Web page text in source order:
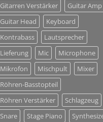
Gitarren Verstärker
Guitar Amp
Guitar Head
Keyboard
Kontrabass
Lautsprecher
Lieferung
Mic
Microphone
Mikrofon
Mischpult
Mixer
Röhren-Basstopteil
Röhren Verstärker
Schlagzeug
Snare
Stage Piano